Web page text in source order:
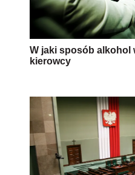
W jaki sposób alkohol
kierowcy